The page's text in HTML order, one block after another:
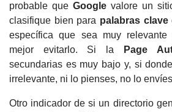
probable que Google valore un
clasifique bien para palabras clave
específica que sea muy
mejor evitarlo. Si la
Page
secundarias es muy bajo y, si
irrelevante, ni lo pienses, no lo
Otro indicador de si un directorio